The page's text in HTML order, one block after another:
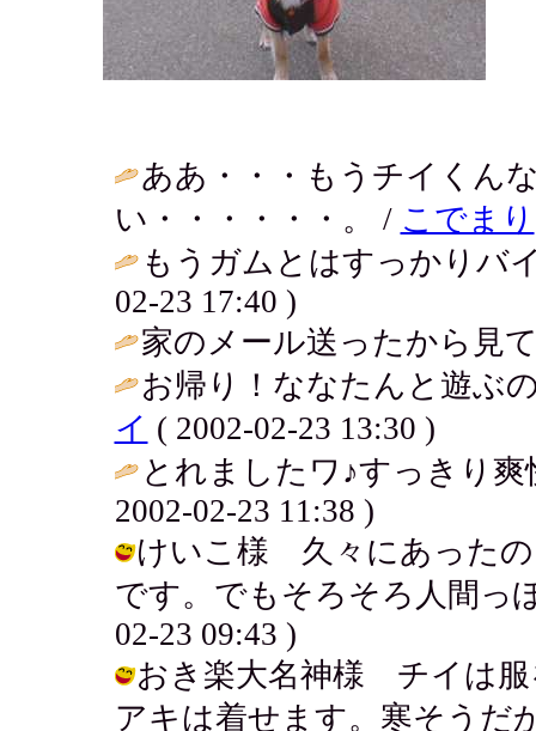
ああ・・・もうチイくん
い・・・・・・。 / こでまり
もうガムとはすっかりバ
02-23 17:40 )
家のメール送ったから見
お帰り！ななたんと遊ぶ
イ ( 2002-02-23 13:30 )
とれましたワ♪すっきり
2002-02-23 11:38 )
けいこ様 久々にあったの
です。でもそろそろ人間っ
02-23 09:43 )
おき楽大名神様 チイは服
アキは着せます。寒そうだ